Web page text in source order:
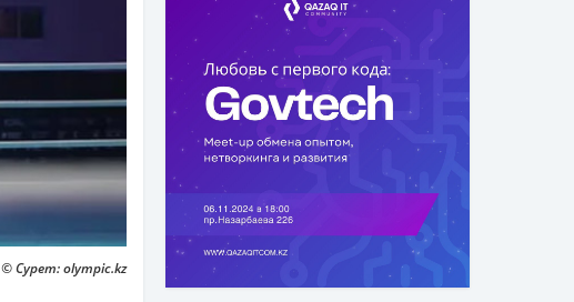
© Сурет: olympic.kz